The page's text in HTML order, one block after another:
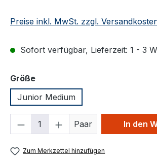
Preise inkl. MwSt. zzgl.
Sofort verfügbar, Lieferzeit: 1 - 3
Größeauswählen
Junior Medium
Produkt Anzahl: Gib den
Paar In den
Zum Merkzettel hinzufügen